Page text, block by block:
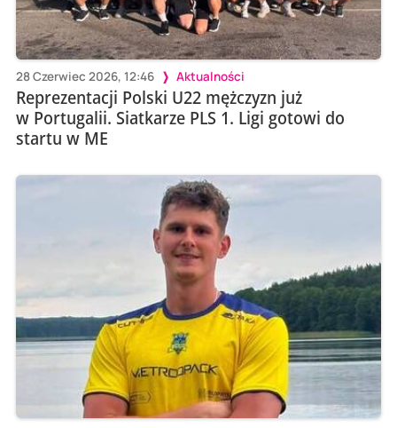
28 Czerwiec 2026, 12:46 Aktualności
Reprezentacji Polski U22 mężczyzn już
w Portugalii. Siatkarze PLS 1. Ligi gotowi do
startu w ME